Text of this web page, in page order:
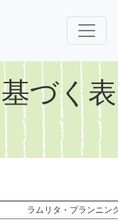
づく表
ラムリタ・プランニン